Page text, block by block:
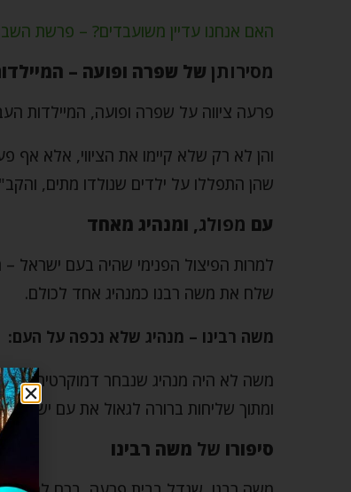
האם אנחנו עדיין משועבדים? – פרשת
מסירותן של שפרה ופועה –
פרעה ציווה על שפרה ופועה, המיילדות
והן לא רק שלא קיימו את הציווי, אלא אף
שהן התפללו על ילדים שנולדו מתים,
עם מפולג, ומנהיג מאחד
למרות הפיצול הפנימי שהיה בעם ישראל –
שלח את משה רבנו כמנהיג אחד לכולם.
משה רבינו – מנהיג שלא נכפה על העם:
משה לא היה מנהיג שנבחר דמוקרטית,
ומתוך שליחות ברורה לגאול את עם ישראל.
סיפורו של משה רבינו